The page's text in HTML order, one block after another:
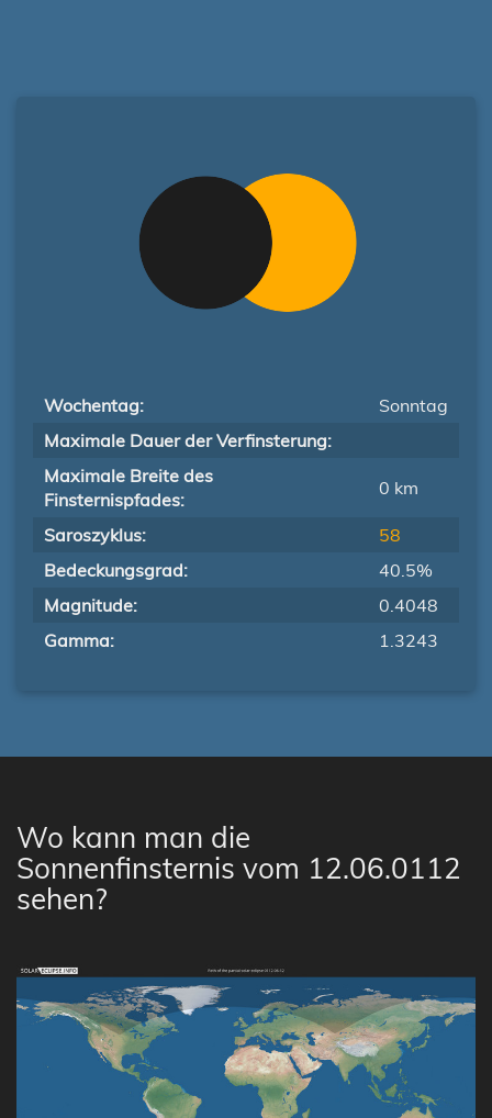
Wochentag:
Sonntag
Maximale Dauer der Verfinsterung:
Maximale Breite des
Finsternispfades:
0 km
Saroszyklus:
58
Bedeckungsgrad:
40.5%
Magnitude:
0.4048
Gamma:
1.3243
Wo kann man die
Sonnenfinsternis vom 12.06.0112
sehen?